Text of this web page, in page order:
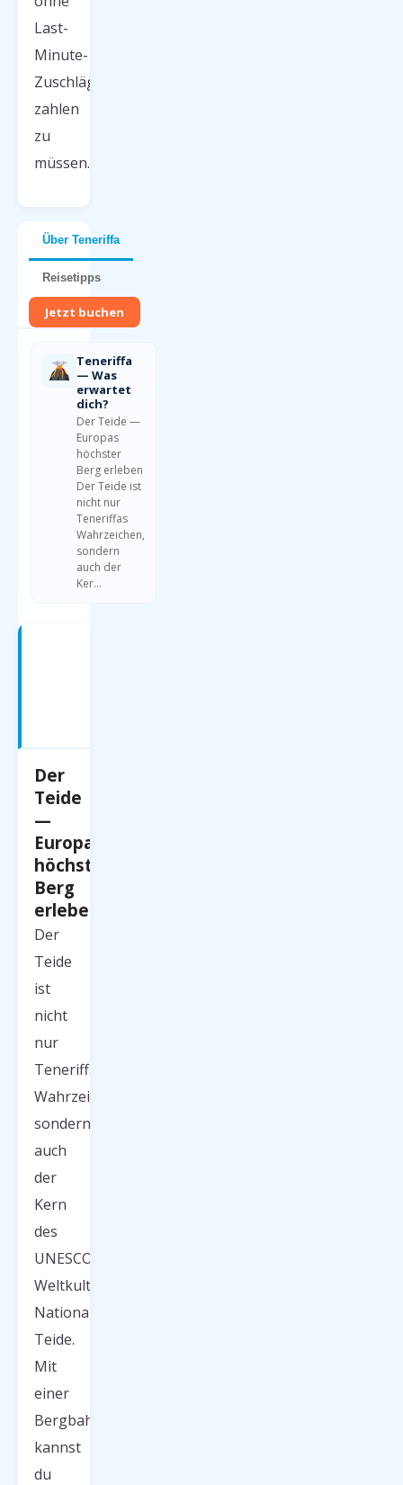
Last-
Minute-
Zuschläge
zahlen
zu
müssen.
Über Teneriffa
Reisetipps
Jetzt buchen
Teneriffa
— Was
erwartet
dich?
Der Teide —
Europas
höchster
Berg erleben
Der Teide ist
nicht nur
Teneriffas
Wahrzeichen,
sondern
auch der
Ker…
Der
Teide
—
Europas
höchster
Berg
erleben
Der
Teide
ist
nicht
nur
Teneriffas
Wahrzeichen,
sondern
auch
der
Kern
des
UNESCO-
Weltkulturerbes
Nationalpark
Teide.
Mit
einer
Bergbahn
kannst
du